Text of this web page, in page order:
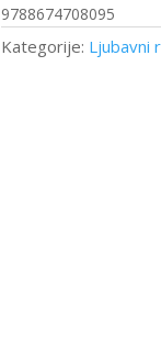
9788674708095
Kategorije: Ljubavni